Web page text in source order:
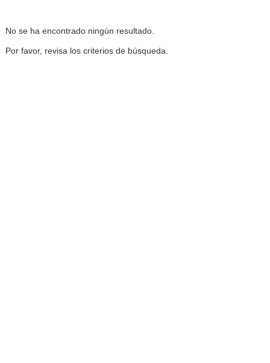
No se ha encontrado ningún resultado.
Por favor, revisa los criterios de búsqueda.